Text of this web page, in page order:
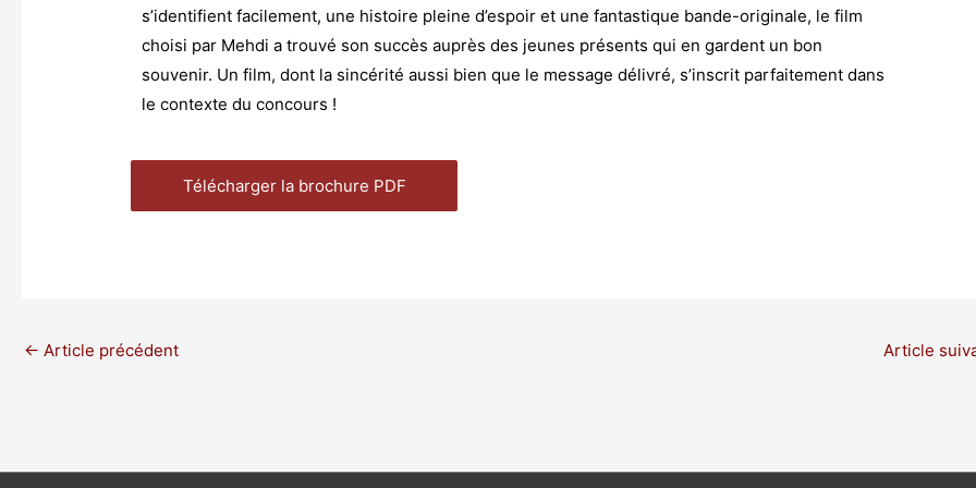
s’identifient facilement, une histoire pleine d’espoir et une fantastique bande-originale, le film
choisi par Mehdi a trouvé son succès auprès des jeunes présents qui en gardent un bon
souvenir. Un film, dont la sincérité aussi bien que le message délivré, s’inscrit parfaitement dans
le contexte du concours !
Télécharger la brochure PDF
← Article précédent Article